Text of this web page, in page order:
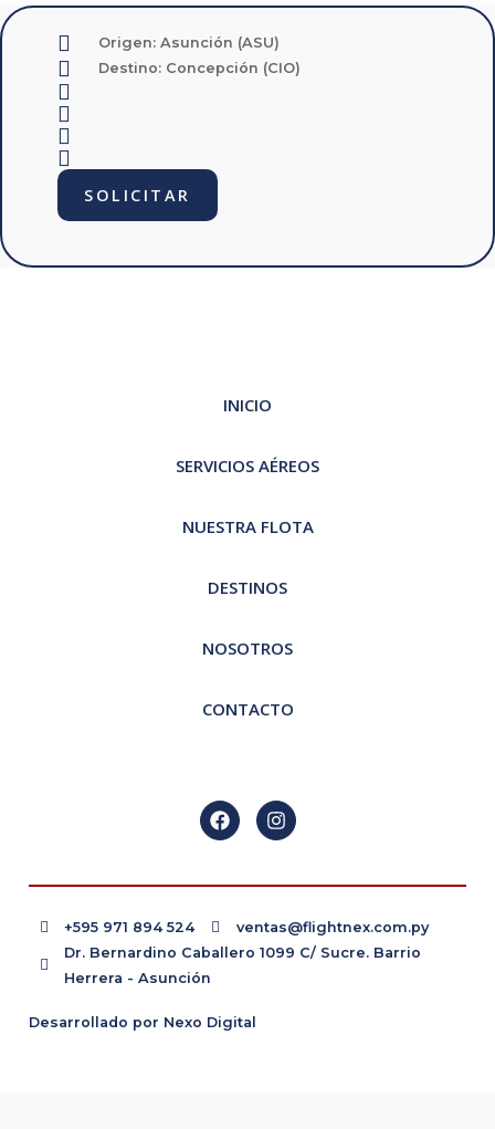
Origen: Asunción (ASU)
Destino: Concepción (CIO)
SOLICITAR
INICIO
SERVICIOS AÉREOS
NUESTRA FLOTA
DESTINOS
NOSOTROS
CONTACTO
+595 971 894 524
ventas@flightnex.com.py
Dr. Bernardino Caballero 1099 C/ Sucre. Barrio
Herrera - Asunción
Desarrollado por Nexo Digital